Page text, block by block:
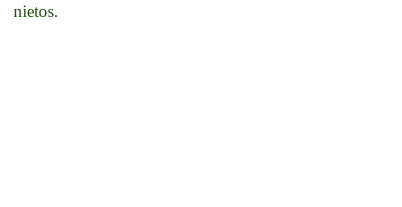
nietos.